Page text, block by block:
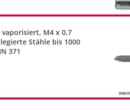
vaporisiert, M4 x 0,7
Stähle bis 1000
371